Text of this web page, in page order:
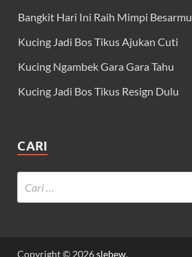
Bangkit Hari Ini Raih Mimpi Besarmu
Kucing Jadi Bos Tikus Ajukan Cuti
Kucing Ngambek Gara Gara Tahu
Kucing Jadi Bos Tikus Resign Dulu
CARI
Copyright © 2026slebew.